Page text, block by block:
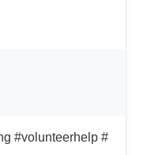
#volunteerhelp #